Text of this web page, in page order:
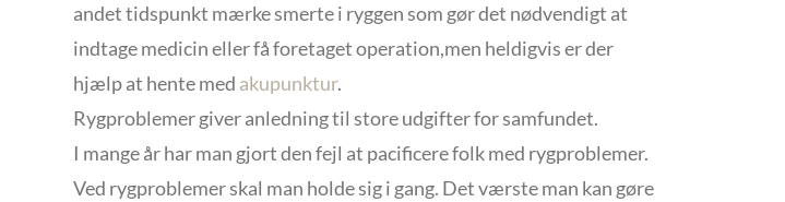
andet tidspunkt mærke smerte i ryggen som gør det nødvendigt at
indtage medicin eller få foretaget operation,men heldigvis er der
hjælp at hente med akupunktur.
Rygproblemer giver anledning til store udgifter for samfundet.
I mange år har man gjort den fejl at pacificere folk med rygproblemer.
Ved rygproblemer skal man holde sig i gang. Det værste man kan gøre